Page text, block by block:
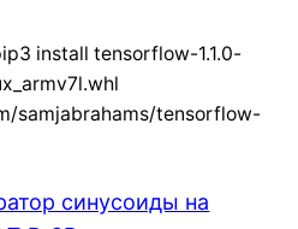
install tensorflow-1.1.0-
samjabrahams/tensorflow-
синусоиды на